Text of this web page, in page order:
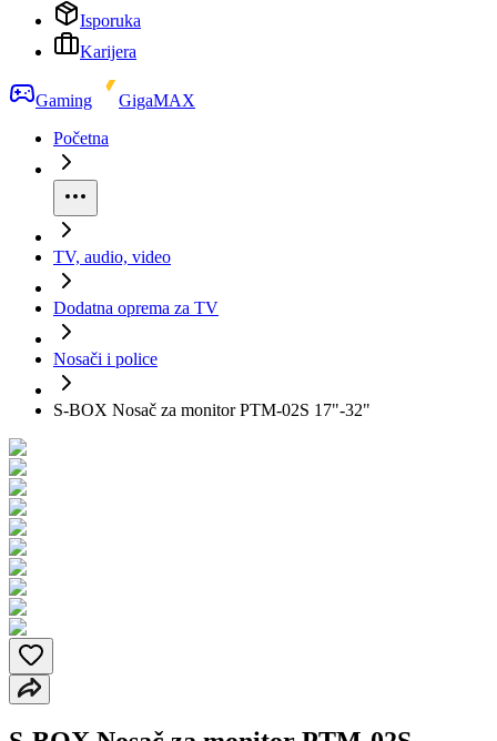
Isporuka
Karijera
Gaming
GigaMAX
Početna
TV, audio, video
Dodatna oprema za TV
Nosači i police
S-BOX Nosač za monitor PTM-02S 17"-32"